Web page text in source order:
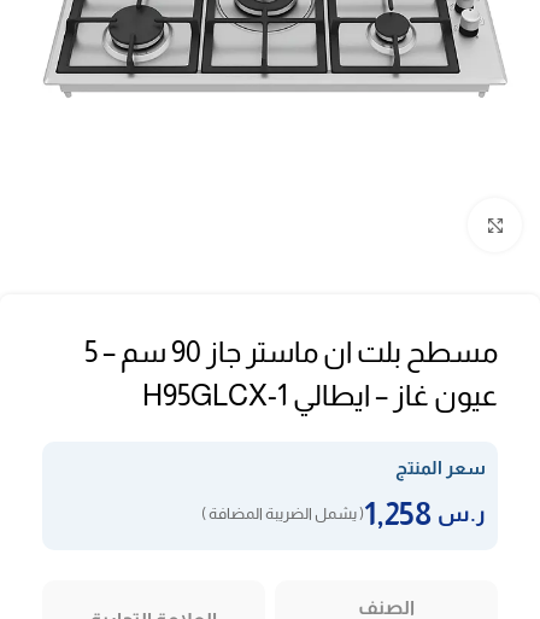
مسطح بلت ان ماستر جاز 90 سم – 5
عيون غاز – ايطالي H95GLCX-1
سعر المنتج
ر.س ( يشمل الضريبة المضافة )
الصنف